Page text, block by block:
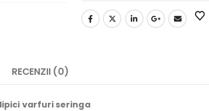
RECENZII (0)
varfuri seringa